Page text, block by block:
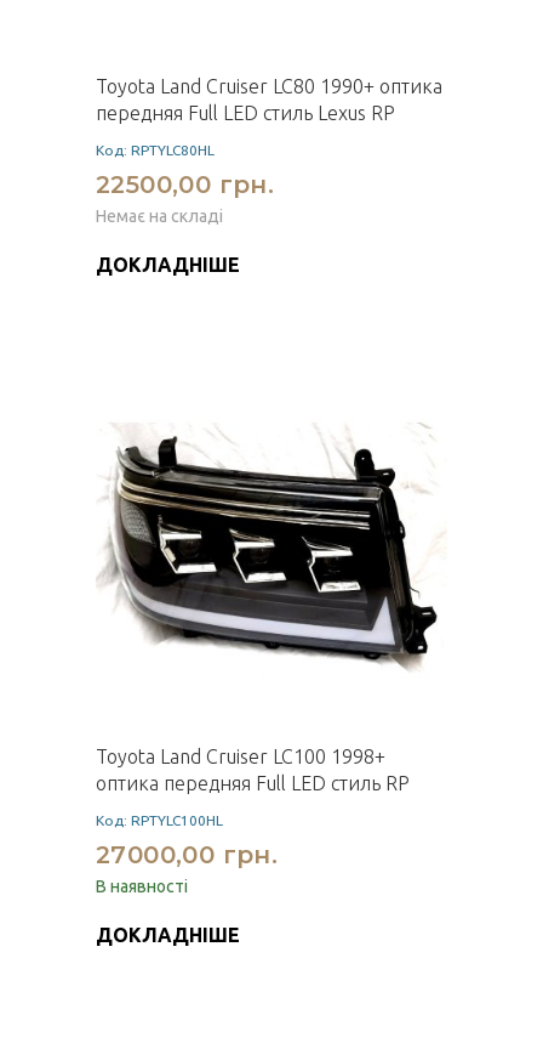
Toyota Land Cruiser LC80 1990+ оптика
передняя Full LED стиль Lexus RP
Код: RPTYLC80HL
22500,00 грн.
Немає на складі
ДОКЛАДНІШЕ
Toyota Land Cruiser LC100 1998+
оптика передняя Full LED стиль RP
Код: RPTYLC100HL
27000,00 грн.
В наявності
ДОКЛАДНІШЕ